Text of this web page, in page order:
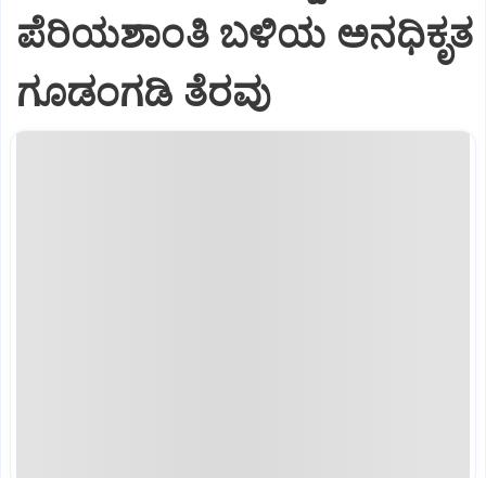
ಪೆರಿಯಶಾಂತಿ ಬಳಿಯ ಅನಧಿಕೃತ
ಗೂಡಂಗಡಿ ತೆರವು